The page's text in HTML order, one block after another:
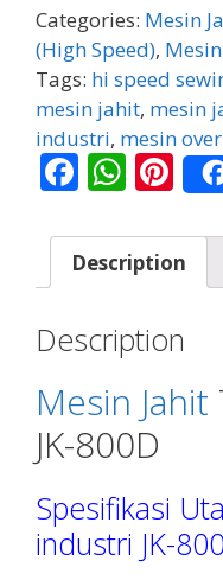
Industri
Jack
JK800D
quantity
Categories: Mesin
(High Speed),
Tags: hi speed
mesin jahit, mesin
industri, mesin
F
e
b
o
o
k
W
at
s
A
p
p
Pi
nt
er
e
st
Description
Description
Mesin Jahit
JK-800D
Spesifikasi
industri JK-